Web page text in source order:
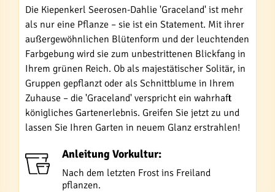
Die Kiepenkerl Seerosen-Dahlie 'Graceland' ist mehr
als nur eine Pflanze – sie ist ein Statement. Mit ihrer
außergewöhnlichen Blütenform und der leuchtenden
Farbgebung wird sie zum unbestrittenen Blickfang in
Ihrem grünen Reich. Ob als majestätischer Solitär, in
Gruppen gepflanzt oder als Schnittblume in Ihrem
Zuhause – die 'Graceland' verspricht ein wahrhaft
königliches Gartenerlebnis. Greifen Sie jetzt zu und
lassen Sie Ihren Garten in neuem Glanz erstrahlen!
Anleitung Vorkultur:
Nach dem letzten Frost ins Freiland
pflanzen.